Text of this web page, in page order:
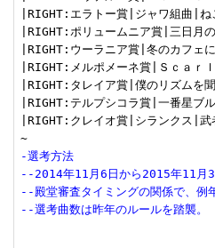
|RIGHT:エラトー賞|ジャワ組曲|ね
|RIGHT:ポリュームニア賞|三日月
|RIGHT:ウーラニア賞|冬のカフェ
|RIGHT:メルポメーネ賞|Ｓｃａｒ
|RIGHT:タレイア賞|僕のリズムを
|RIGHT:テルプシコラ賞|一番星ブ
|RIGHT:クレイオ賞|シランクス|武
~
-選考方法
--2014年11月6日から2015年11月
--殿堂審査タイミングの関係で、例
--選考曲数は昨年のルールを踏襲。